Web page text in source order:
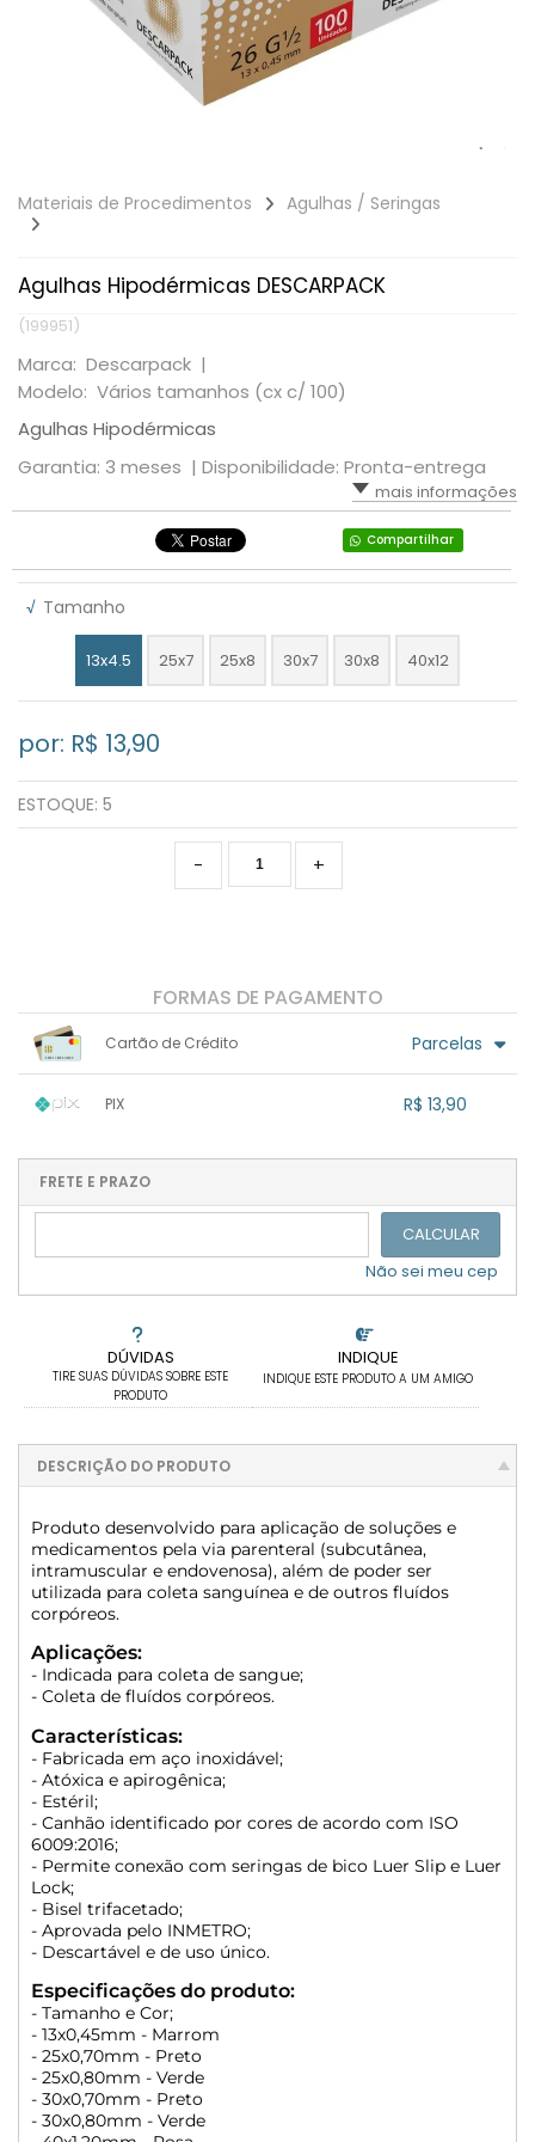
Materiais de Procedimentos Agulhas / Seringas
Agulhas Hipodérmicas DESCARPACK
(199951)
Marca: Descarpack |
Modelo: Vários tamanhos (cx c/ 100)
Agulhas Hipodérmicas
Garantia: 3 meses | Disponibilidade: Pronta-entrega
mais informações
Compartilhar
√ Tamanho
13x4.5 25x7 25x8 30x7 30x8 40x12
DÚVIDAS
TIRE SUAS DÚVIDAS SOBRE ESTE
PRODUTO
INDIQUE
INDIQUE ESTE PRODUTO A UM AMIGO
por: R$ 13,90
ESTOQUE: 5
+
-
FORMAS DE PAGAMENTO
Cartão de Crédito Parcelas
PIX R$ 13,90
...
....
FRETE E PRAZO
CALCULAR
Não sei meu cep
DESCRIÇÃO DO PRODUTO
Produto desenvolvido para aplicação de soluções e
medicamentos pela via parenteral (subcutânea,
intramuscular e endovenosa), além de poder ser
utilizada para coleta sanguínea e de outros fluídos
corpóreos.
Aplicações:
- Indicada para coleta de sangue;
- Coleta de fluídos corpóreos.
Características:
- Fabricada em aço inoxidável;
- Atóxica e apirogênica;
- Estéril;
- Canhão identificado por cores de acordo com ISO
6009:2016;
- Permite conexão com seringas de bico Luer Slip e Luer
Lock;
- Bisel trifacetado;
- Aprovada pelo INMETRO;
- Descartável e de uso único.
Especificações do produto:
- Tamanho e Cor;
- 13x0,45mm - Marrom
- 25x0,70mm - Preto
- 25x0,80mm - Verde
- 30x0,70mm - Preto
- 30x0,80mm - Verde